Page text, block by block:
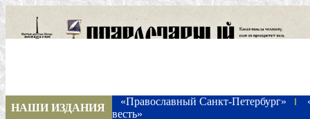
НАШИ ИЗДАНИЯ
«Православный Санкт-Петербург»
весть»